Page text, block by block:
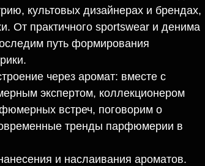
культовых дизайнерах и брендах,
От практичного sportswear и денима
путь формирования
через аромат: вместе с
экспертом, коллекционером
встреч, поговорим о
тренды парфюмерии в
и наслаивания ароматов.